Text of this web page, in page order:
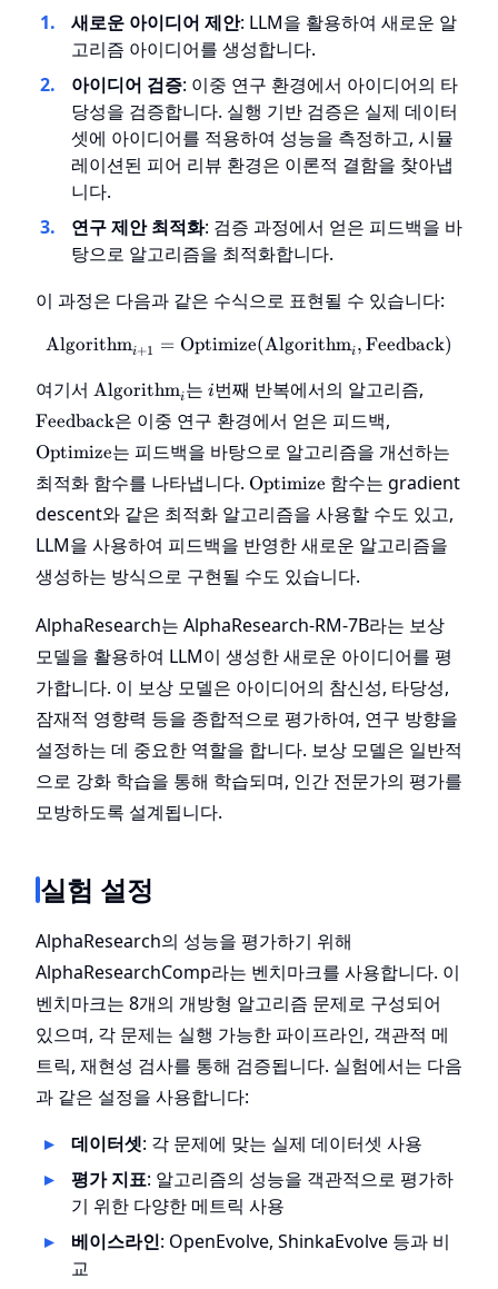
새로운 아이디어 제안: LLM을 활용하여 새로운 알
고리즘 아이디어를 생성합니다.
아이디어 검증: 이중 연구 환경에서 아이디어의 타
당성을 검증합니다. 실행 기반 검증은 실제 데이터
셋에 아이디어를 적용하여 성능을 측정하고, 시뮬
레이션된 피어 리뷰 환경은 이론적 결함을 찾아냅
니다.
연구 제안 최적화: 검증 과정에서 얻은 피드백을 바
탕으로 알고리즘을 최적화합니다.
이 과정은 다음과 같은 수식으로 표현될 수 있습니다:
\text{Algorithm}_{i+1} =
Algorithmi+1 = Optimize(Algorithmi , Feedback)
여기서 \text{Algorithm}_{i}
Algorithmi는 i
i번째 반복에서의 알고리즘,
Feedback은 이중 연구 환경에서 얻은 피드백,
Optimize는 피드백을 바탕으로 알고리즘을 개선하는
최적화 함수를 나타냅니다. \text{Optimize}
Optimize 함수는 gradient
descent와 같은 최적화 알고리즘을 사용할 수도 있고,
LLM을 사용하여 피드백을 반영한 새로운 알고리즘을
생성하는 방식으로 구현될 수도 있습니다.
AlphaResearch는 AlphaResearch-RM-7B라는 보상
모델을 활용하여 LLM이 생성한 새로운 아이디어를 평
가합니다. 이 보상 모델은 아이디어의 참신성, 타당성,
잠재적 영향력 등을 종합적으로 평가하여, 연구 방향을
설정하는 데 중요한 역할을 합니다. 보상 모델은 일반적
으로 강화 학습을 통해 학습되며, 인간 전문가의 평가를
모방하도록 설계됩니다.
실험 설정
AlphaResearch의 성능을 평가하기 위해
AlphaResearchComp라는 벤치마크를 사용합니다. 이
벤치마크는 8개의 개방형 알고리즘 문제로 구성되어
있으며, 각 문제는 실행 가능한 파이프라인, 객관적 메
트릭, 재현성 검사를 통해 검증됩니다. 실험에서는 다음
과 같은 설정을 사용합니다:
데이터셋: 각 문제에 맞는 실제 데이터셋 사용
평가 지표: 알고리즘의 성능을 객관적으로 평가하
기 위한 다양한 메트릭 사용
베이스라인: OpenEvolve, ShinkaEvolve 등과 비
교